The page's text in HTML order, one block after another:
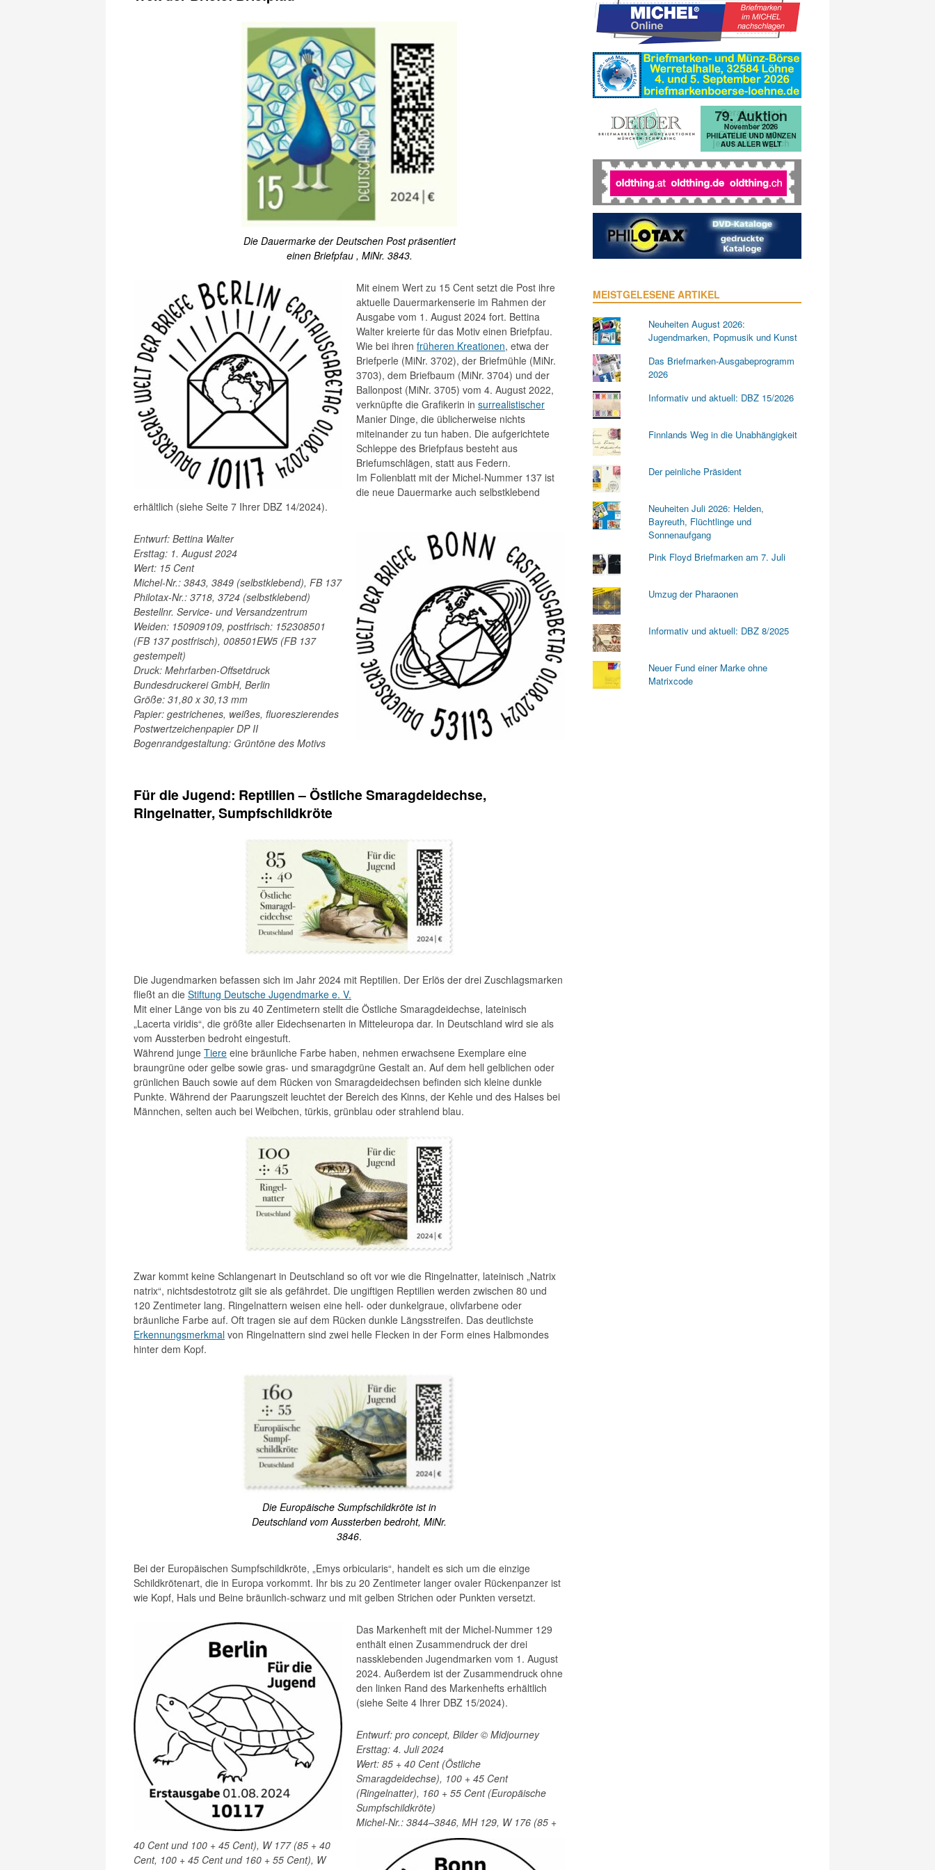
Die Dauermarke der Deutschen Post präsentiert
einen Briefpfau , MiNr. 3843.
Mit einem Wert zu 15 Cent setzt die Post ihre
aktuelle Dauermarkenserie im Rahmen der
Ausgabe vom 1. August 2024 fort. Bettina
Walter kreierte für das Motiv einen Briefpfau.
Wie bei ihren früheren Kreationen, etwa der
Briefperle (MiNr. 3702), der Briefmühle (MiNr.
3703), dem Briefbaum (MiNr. 3704) und der
Ballonpost (MiNr. 3705) vom 4. August 2022,
verknüpfte die Grafikerin in surrealistischer
Manier Dinge, die üblicherweise nichts
miteinander zu tun haben. Die aufgerichtete
Schleppe des Briefpfaus besteht aus
Briefumschlägen, statt aus Federn.
Im Folienblatt mit der Michel-Nummer 137 ist
die neue Dauermarke auch selbstklebend
erhältlich (siehe Seite 7 Ihrer DBZ 14/2024).
Entwurf: Bettina Walter
Ersttag: 1. August 2024
Wert: 15 Cent
Michel-Nr.: 3843, 3849 (selbstklebend), FB 137
Philotax-Nr.: 3718, 3724 (selbstklebend)
Bestellnr. Service- und Versandzentrum
Weiden: 150909109, postfrisch: 152308501
(FB 137 postfrisch), 008501EW5 (FB 137
gestempelt)
Druck: Mehrfarben-Offsetdruck
Bundesdruckerei GmbH, Berlin
Größe: 31,80 x 30,13 mm
Papier: gestrichenes, weißes, fluoreszierendes
Postwertzeichenpapier DP II
Bogenrandgestaltung: Grüntöne des Motivs
Für die Jugend: Reptilien – Östliche Smaragdeidechse,
Ringelnatter, Sumpfschildkröte
Die Jugendmarken befassen sich im Jahr 2024 mit Reptilien. Der Erlös der drei Zuschlagsmarken
fließt an die Stiftung Deutsche Jugendmarke e. V.
Mit einer Länge von bis zu 40 Zentimetern stellt die Östliche Smaragdeidechse, lateinisch
„Lacerta viridis“, die größte aller Eidechsenarten in Mitteleuropa dar. In Deutschland wird sie als
vom Aussterben bedroht eingestuft.
Während junge Tiere eine bräunliche Farbe haben, nehmen erwachsene Exemplare eine
braungrüne oder gelbe sowie gras- und smaragdgrüne Gestalt an. Auf dem hell gelblichen oder
grünlichen Bauch sowie auf dem Rücken von Smaragdeidechsen befinden sich kleine dunkle
Punkte. Während der Paarungszeit leuchtet der Bereich des Kinns, der Kehle und des Halses bei
Männchen, selten auch bei Weibchen, türkis, grünblau oder strahlend blau.
Zwar kommt keine Schlangenart in Deutschland so oft vor wie die Ringelnatter, lateinisch „Natrix
natrix“, nichtsdestotrotz gilt sie als gefährdet. Die ungiftigen Reptilien werden zwischen 80 und
120 Zentimeter lang. Ringelnattern weisen eine hell- oder dunkelgraue, olivfarbene oder
bräunliche Farbe auf. Oft tragen sie auf dem Rücken dunkle Längsstreifen. Das deutlichste
Erkennungsmerkmal von Ringelnattern sind zwei helle Flecken in der Form eines Halbmondes
hinter dem Kopf.
Die Europäische Sumpfschildkröte ist in
Deutschland vom Aussterben bedroht, MiNr.
3846.
Bei der Europäischen Sumpfschildkröte, „Emys orbicularis“, handelt es sich um die einzige
Schildkrötenart, die in Europa vorkommt. Ihr bis zu 20 Zentimeter langer ovaler Rückenpanzer ist
wie Kopf, Hals und Beine bräunlich-schwarz und mit gelben Strichen oder Punkten versetzt.
Das Markenheft mit der Michel-Nummer 129
enthält einen Zusammendruck der drei
nassklebenden Jugendmarken vom 1. August
2024. Außerdem ist der Zusammendruck ohne
den linken Rand des Markenhefts erhältlich
(siehe Seite 4 Ihrer DBZ 15/2024).
Entwurf: pro concept, Bilder © Midjourney
Ersttag: 4. Juli 2024
Wert: 85 + 40 Cent (Östliche
Smaragdeidechse), 100 + 45 Cent
(Ringelnatter), 160 + 55 Cent (Europäische
Sumpfschildkröte)
Michel-Nr.: 3844–3846, MH 129, W 176 (85 +
40 Cent und 100 + 45 Cent), W 177 (85 + 40
Cent, 100 + 45 Cent und 160 + 55 Cent), W
MEISTGELESENE ARTIKEL
Neuheiten August 2026:
Jugendmarken, Popmusik und Kunst
Das Briefmarken-Ausgabeprogramm
2026
Informativ und aktuell: DBZ 15/2026
Finnlands Weg in die Unabhängigkeit
Der peinliche Präsident
Neuheiten Juli 2026: Helden,
Bayreuth, Flüchtlinge und
Sonnenaufgang
Pink Floyd Briefmarken am 7. Juli
Umzug der Pharaonen
Informativ und aktuell: DBZ 8/2025
Neuer Fund einer Marke ohne
Matrixcode